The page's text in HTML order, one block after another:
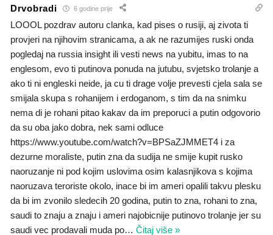
Drvobradi 6 godine prije
LOOOL pozdrav autoru clanka, kad pises o rusiji, aj zivota ti
provjeri na njihovim stranicama, a ak ne razumijes ruski onda
pogledaj na russia insight ili vesti news na yubitu, imas to na
englesom, evo ti putinova ponuda na jutubu, svjetsko trolanje a
ako ti ni engleski neide, ja cu ti drage volje prevesti cjela sala se
smijala skupa s rohanijem i erdoganom, s tim da na snimku
nema di je rohani pitao kakav da im preporuci a putin odgovorio
da su oba jako dobra, nek sami odluce
https://www.youtube.com/watch?v=BPSaZJMMET4 i za
dezurne moraliste, putin zna da sudija ne smije kupit rusko
naoruzanje ni pod kojim uslovima osim kalasnjikova s kojima
naoruzava teroriste okolo, inace bi im ameri opalili takvu plesku
da bi im zvonilo sledecih 20 godina, putin to zna, rohani to zna,
saudi to znaju a znaju i ameri najobicnije putinovo trolanje jer su
saudi vec prodavali muda po… Čitaj više »